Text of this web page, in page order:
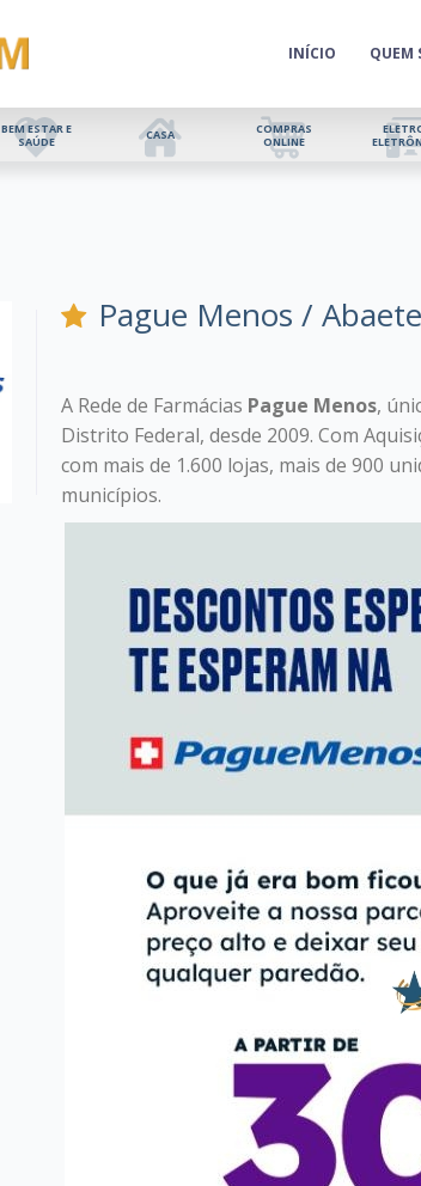
INÍCIO QUEM
BEM ESTAR E
SAÚDE
CASA
COMPRAS
ONLINE
Pague Menos /
A Rede de Farmácias Pague Menos,
Distrito Federal, desde 2009. Com
com mais de 1.600 lojas, mais de 900
municípios.